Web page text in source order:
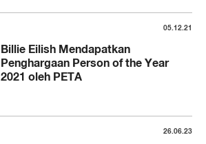
05.12.21
Billie Eilish Mendapatkan
Penghargaan Person of the Year
2021 oleh PETA
26.06.23